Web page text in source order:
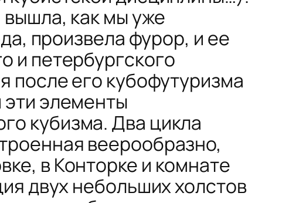
вышла, как мы уже
произвела фурор, и ее
и петербургского
после его кубофутуризма
элементы
кубизма. Два цикла
веерообразно,
, вКонторке и комнате
двух небольших холстов